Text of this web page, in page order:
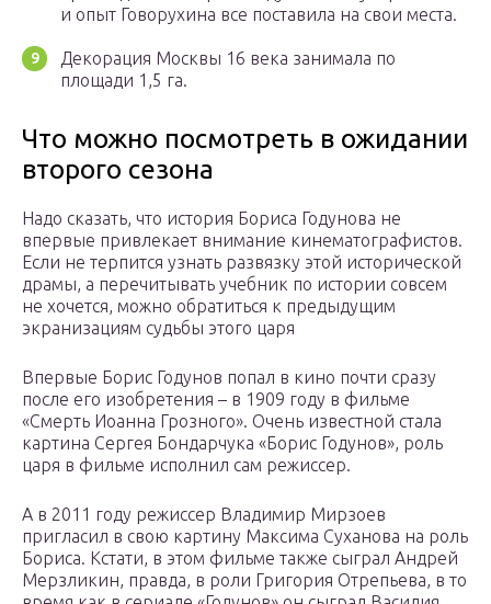
и опыт Говорухина все поставила на свои места.
Декорация Москвы 16 века занимала по
площади 1,5 га.
Что можно посмотреть в ожидании
второго сезона
Надо сказать, что история Бориса Годунова не
впервые привлекает внимание кинематографистов.
Если не терпится узнать развязку этой исторической
драмы, а перечитывать учебник по истории совсем
не хочется, можно обратиться к предыдущим
экранизациям судьбы этого царя
Впервые Борис Годунов попал в кино почти сразу
после его изобретения – в 1909 году в фильме
«Смерть Иоанна Грозного». Очень известной стала
картина Сергея Бондарчука «Борис Годунов», роль
царя в фильме исполнил сам режиссер.
А в 2011 году режиссер Владимир Мирзоев
пригласил в свою картину Максима Суханова на роль
Бориса. Кстати, в этом фильме также сыграл Андрей
Мерзликин, правда, в роли Григория Отрепьева, в то